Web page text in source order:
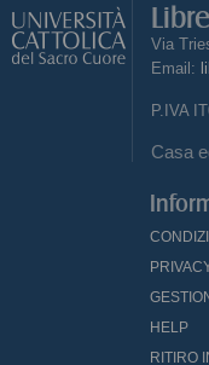
Via
Email:
P.IVA
Casa
HELP
RITIRO